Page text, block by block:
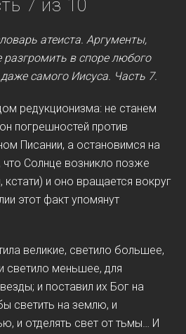
7 из 10
атеиста. Аргументы,
разгромить в споре любого
самого Иисуса. Часть 7.
редукционизма: не станем
погрешностей против
Писании, а остановимся на
Солнце возникло позже
и оно вращается вокруг
этот факт упомянут
великие, светило большее,
светило меньшее, для
и поставил их Бог на
светить на землю, и
и отделять свет от тьмы… И